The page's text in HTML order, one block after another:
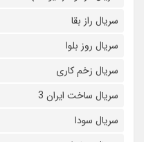
سریال راز بقا
سریال روز بلوا
سریال زخم کاری
سریال ساخت ایران 3
سریال سودا